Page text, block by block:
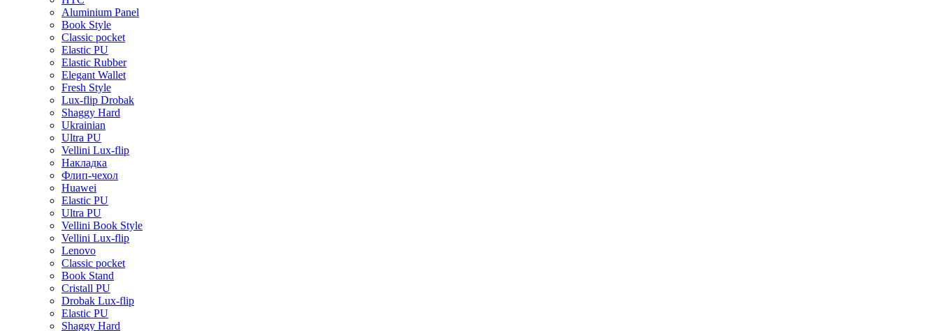
Aluminium Panel
Book Style
Classic pocket
Elastic PU
Elastic Rubber
Elegant Wallet
Fresh Style
Lux-flip Drobak
Shaggy Hard
Ukrainian
Ultra PU
Vellini Lux-flip
Накладка
Флип-чехол
Huawei
Elastic PU
Ultra PU
Vellini Book Style
Vellini Lux-flip
Lenovo
Classic pocket
Book Stand
Cristall PU
Drobak Lux-flip
Elastic PU
Shaggy Hard